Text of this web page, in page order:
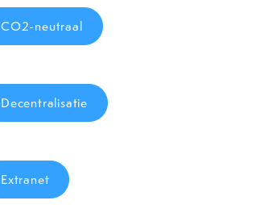
CO2-neutraal
Decentralisatie
Extranet